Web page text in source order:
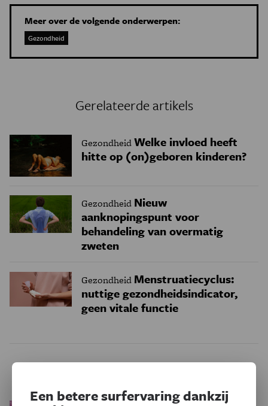
Meer over de volgende onderwerpen:
Gezondheid
Gerelateerde artikels
GezondheidWelke invloed heeft
hitte op (on)geboren kinderen?
Gezondheid Nieuw
aanknopingspunt voor
behandeling van overmatig
zweten
Gezondheid Menstruatiecyclus:
nuttige gezondheidsindicator,
geen vitale functie
Een betere surfervaring dankzij